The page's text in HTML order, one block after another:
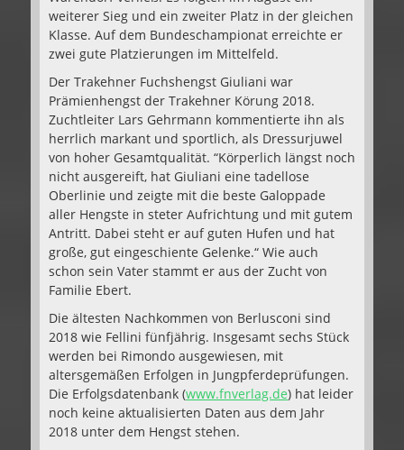
weiterer Sieg und ein zweiter Platz in der gleichen
Klasse. Auf dem Bundeschampionat erreichte er
zwei gute Platzierungen im Mittelfeld.
Der Trakehner Fuchshengst Giuliani war
Prämienhengst der Trakehner Körung 2018.
Zuchtleiter Lars Gehrmann kommentierte ihn als
herrlich markant und sportlich, als Dressurjuwel
von hoher Gesamtqualität. “Körperlich längst noch
nicht ausgereift, hat Giuliani eine tadellose
Oberlinie und zeigte mit die beste Galoppade
aller Hengste in steter Aufrichtung und mit gutem
Antritt. Dabei steht er auf guten Hufen und hat
große, gut eingeschiente Gelenke.“ Wie auch
schon sein Vater stammt er aus der Zucht von
Familie Ebert.
Die ältesten Nachkommen von Berlusconi sind
2018 wie Fellini fünfjährig. Insgesamt sechs Stück
werden bei Rimondo ausgewiesen, mit
altersgemäßen Erfolgen in Jungpferdeprüfungen.
Die Erfolgsdatenbank (www.fnverlag.de) hat leider
noch keine aktualisierten Daten aus dem Jahr
2018 unter dem Hengst stehen.